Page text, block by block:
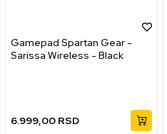
Gamepad Spartan Gear -
Sarissa Wireless - Black
6.999,00 RSD